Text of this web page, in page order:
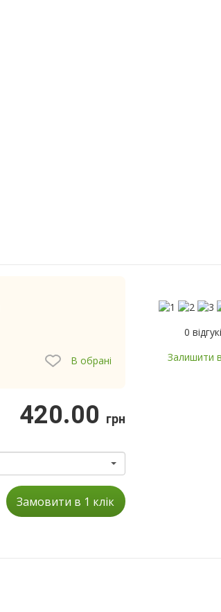
В обрані
420.00 грн
0
Залишити
Замовити в 1 клік